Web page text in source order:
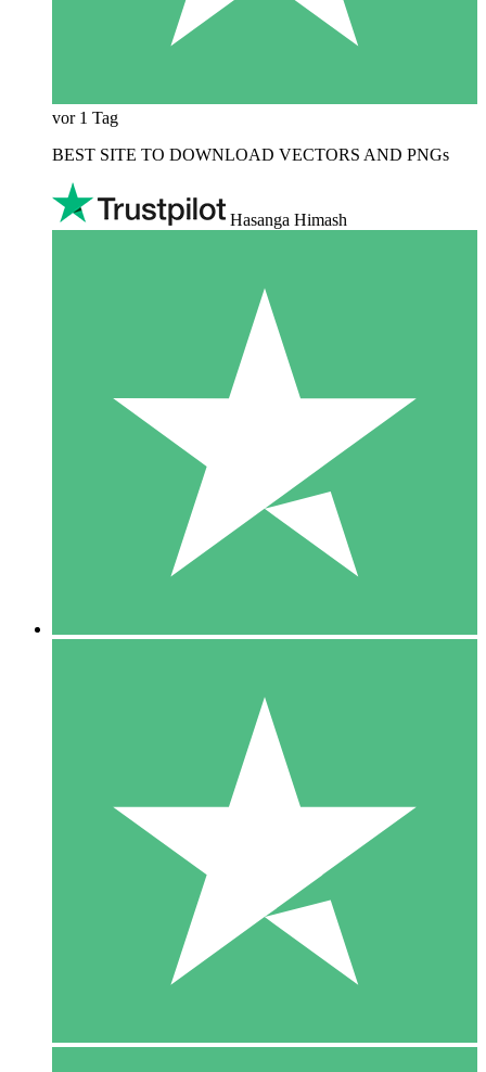
vor 1 Tag
BEST SITE TO DOWNLOAD VECTORS AND PNGs
Hasanga Himash